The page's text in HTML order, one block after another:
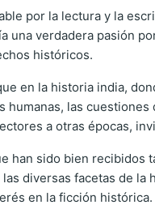
por la lectura y la
una verdadera pasión
históricos.
en la historia india,
humanas, las
a otras épocas,
han sido bien
diversas facetas de
en la ficción histórica.